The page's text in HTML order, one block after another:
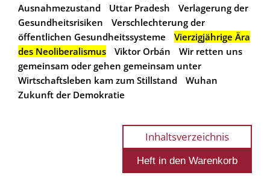
Ausnahmezustand
Uttar Pradesh
Verlagerung der
Gesundheitsrisiken
Verschlechterung der
öffentlichen Gesundheitssysteme
Vierzigjährige Ära
des Neoliberalismus
Viktor Orbán
Wir retten uns
gemeinsam oder gehen gemeinsam unter
Wirtschaftsleben kam zum Stillstand
Wuhan
Zukunft der Demokratie
Inhaltsverzeichnis